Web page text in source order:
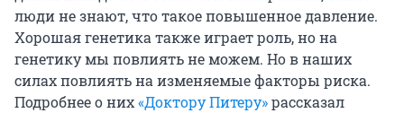
люди не знают, что такое повышенное давление.
Хорошая генетика также играет роль, но на
генетику мы повлиять не можем. Но в наших
силах повлиять на изменяемые факторы риска.
Подробнее о них«Доктору Питеру»рассказал